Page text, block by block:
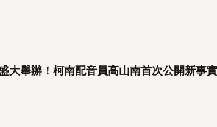
大舉辦！柯南配音員高山南首次公開新事實